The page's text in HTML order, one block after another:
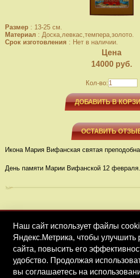
Размер : 13-25 см.
Материал : Доска,левкас,темпера,золото.
Срок изготовления : Нет в наличии.
Цена
14000 руб.
Кол-во:
ДОБАВИТЬ В
ОСТАВИТЬ
Икона Мария Вифанская святая
День памяти Марии Вифанской 12 февраля.
МЕНЮ
КАТАЛОГ ТОВАРОВ
КОНТАКТЫ
Наш сайт использует файлы
Яндекс.Метрика, чтобы улучшить
сайта, повысить его
удобство. Продолжая
вы соглашаетесь на